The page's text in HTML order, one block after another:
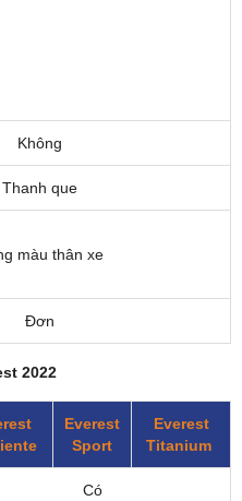
Không
Thanh que
màu thân xe
Đơn
2022
Everest
Sport
Everest
Titanium
Có